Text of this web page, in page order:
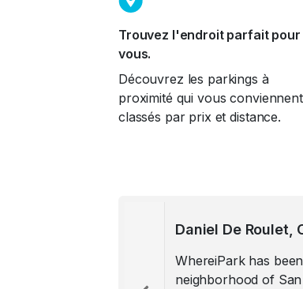
Trouvez l'endroit parfait pour
vous.
Découvrez les parkings à
proximité qui vous
classés par prix et distance.
WhereiPark has
neighborhood of